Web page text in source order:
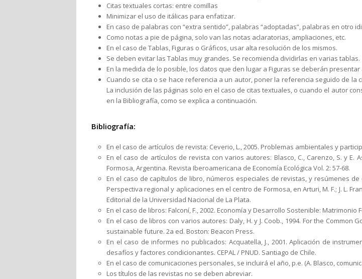
Citas textuales cortas: entre comillas
Minimizar el uso de itálicas para enfatizar.
En caso de palabras con “extra sentido”, palabras “adoptadas”, palabras en otro
Como notas a pie de página, solo van las notas aclaratorias, ampliaciones, etc.
En el caso de Tablas, Figuras o Gráficos, usar alta resolución de los mismos.
Se deben evitar las Tablas muy grandes. Se recomienda dividirlas en varias tablas.
En la medida de lo posible, los datos que den lugar a Figuras se deberán
Cuando se cita o se hace referencia a un autor, poner la referencia seguido de la
La inclusión de las páginas solo en el caso de citas textuales, o cuando el autor
en la Bibliografía, como se explica a continuación.
Bibliografía:
En el caso de artículos de revista: Ceverio, L., 2005. Problemas ambientales y
En el caso de artículos de revista con varios autores: Blasco, C., Carenzo, S. y
Formosa, Argentina. Revista Iberoamericana de Economía Ecológica Vol. 2: 57-68.
En el caso de capítulos de libro, números especiales de revistas, y resúmenes de
Perspectiva regional y aplicaciones en el centro de Formosa, en Arturi, M. F.; J. L.
Editorial de la Universidad Nacional de La Plata.
En el caso de libros: Falconí, F., 2002. Economía y Desarrollo Sostenible: Matrimonio
En el caso de libros con varios autores: Daly, H. y J. Coob., 1994. For the
sustainable future. 2a ed. Boston: Beacon Press.
En el caso de informes no publicados: Acquatella, J., 2001. Aplicación de
desafíos y factores condicionantes. CEPAL / PNUD. Santiago de Chile.
En el caso de comunicaciones personales, se incluirá el año, p.e. (A. Blasco,
Los títulos de las revistas no se deben abreviar.